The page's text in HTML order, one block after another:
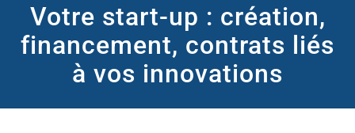
Votre start-up : création,
financement, contrats liés
à vos innovations